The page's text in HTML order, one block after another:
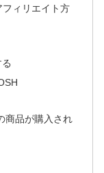
フィリエイト方
商品が購入され